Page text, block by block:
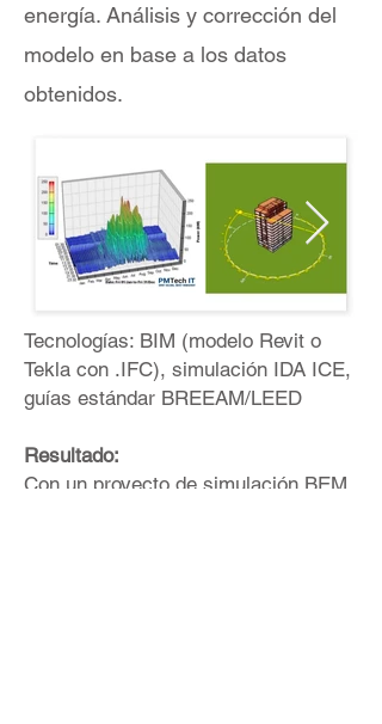
energía. Análisis y corrección del
modelo en base a los datos
obtenidos.
Tecnologías: BIM (modelo Revit o
Tekla con .IFC), simulación IDA ICE,
guías estándar BREEAM/LEED
Resultado:
Con un proyecto de simulación BEM,